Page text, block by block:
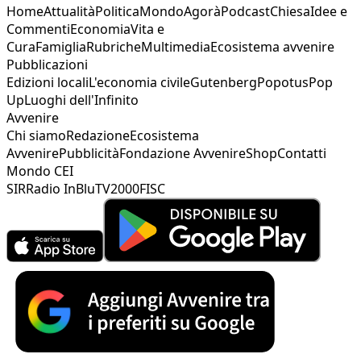
HomeAttualitàPoliticaMondoAgoràPodcastChiesaIdee e
CommentiEconomiaVita e
CuraFamigliaRubricheMultimediaEcosistema avvenire
Pubblicazioni
Edizioni localiL'economia civileGutenbergPopotusPop
UpLuoghi dell'Infinito
Avvenire
Chi siamoRedazioneEcosistema
AvvenirePubblicitàFondazione AvvenireShopContatti
Mondo CEI
SIRRadio InBluTV2000FISC